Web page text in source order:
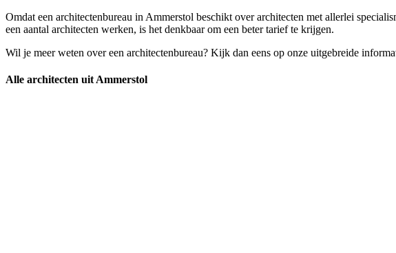
Omdat een architectenbureau in Ammerstol beschikt over architecten met allerlei
een aantal architecten werken, is het denkbaar om een beter tarief te krijgen.
Wil je meer weten over een architectenbureau? Kijk dan eens op onze uitgebreide
Alle architecten uit Ammerstol